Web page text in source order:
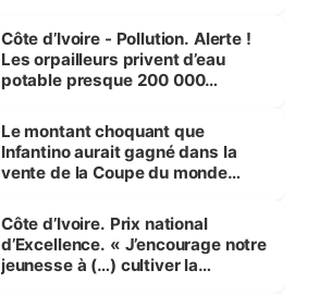
Côte d’Ivoire - Pollution. Alerte !
Les orpailleurs privent d’eau
potable presque 200 000
Le montant choquant que
Infantino aurait gagné dans la
vente de la Coupe du monde
Côte d’Ivoire. Prix national
d’Excellence. « J’encourage notre
jeunesse à (…) cultiver la